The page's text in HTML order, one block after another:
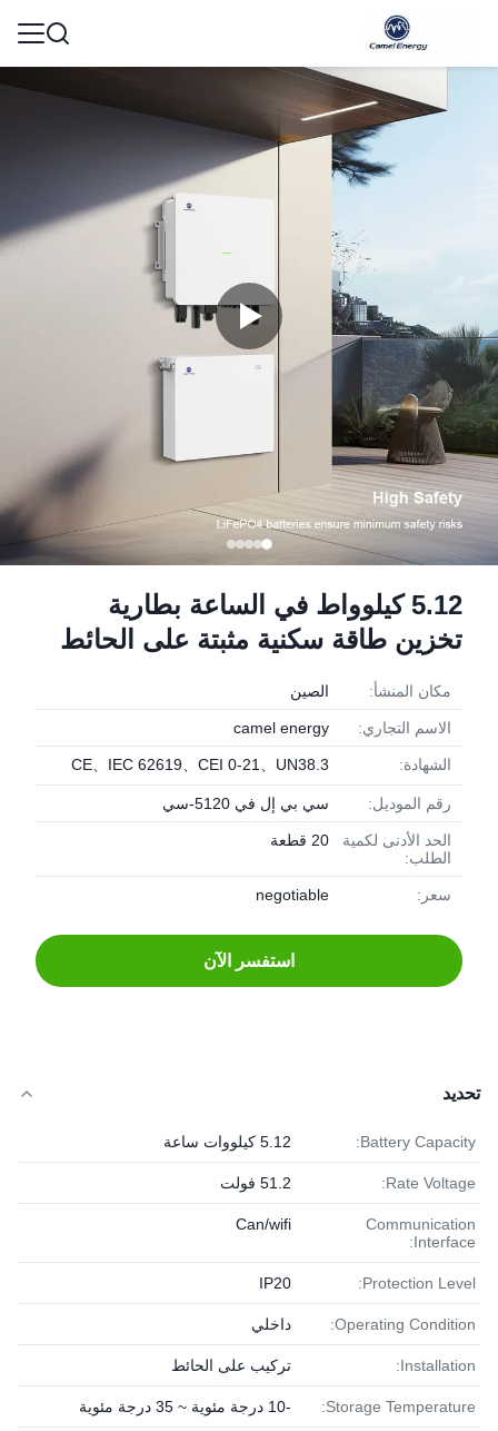
5.12 كيلوواط في الساعة بطارية
تخزين طاقة سكنية مثبتة على الحائط
مكان المنشأ: الصين
الاسم التجاري: camel energy
الشهادة: CE、IEC 62619、CEI 0-21、UN38.3
رقم الموديل: سي بي إل في 5120-سي
الحد الأدنى لكمية
الطلب:
20 قطعة
سعر: negotiable
استفسر الآن
تحديد
Battery Capacity: 5.12 كيلووات ساعة
Rate Voltage: 51.2 فولت
Communication
Interface:
Can/wifi
Protection Level:
IP20
Operating Condition: داخلي
Installation: تركيب على الحائط
Storage Temperature: -10 درجة مئوية ~ 35 درجة مئوية